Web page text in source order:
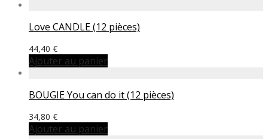
Love CANDLE (12 pièces)
44,40 €
Ajouter au panier
BOUGIE You can do it (12 pièces)
34,80 €
Ajouter au panier